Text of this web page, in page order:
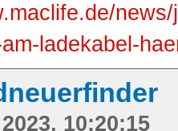
ladekabel-
10:20:15